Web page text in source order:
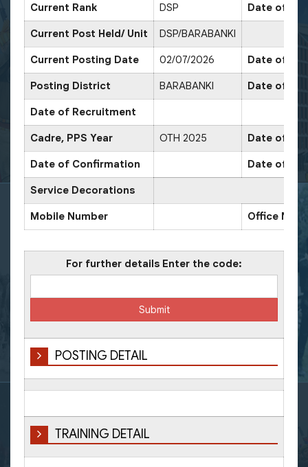
Current Rank DSP Date of
Current Post Held/ Unit DSP/BARABANKI
Current Posting Date 02/07/2026 Date of Sr.
Posting District BARABANKI Date of
Date of Recruitment
Cadre, PPS Year OTH 2025 Date of
Date of Confirmation Date of
Service Decorations
Mobile Number Office
For further details Enter the code:
POSTING DETAIL
TRAINING DETAIL